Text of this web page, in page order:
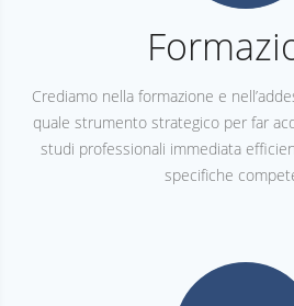
Crediamo nella formazione e
quale strumento strategico per far
studi professionali immediata
specifiche